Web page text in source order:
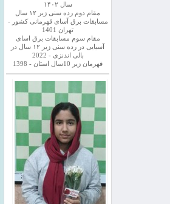
سال ۱۴۰۲
مقام دوم رده سنی زیر ۱۲ سال
مسابقات برق آسای قهرمانی کشور -
تهران 1401
مقام سوم مسابقات برق اسای
آسیایی در رده سنی زیر ۱۲ سال در
بالی اندنزی - 2022
قهرمان زیر 10سال استان - 1398